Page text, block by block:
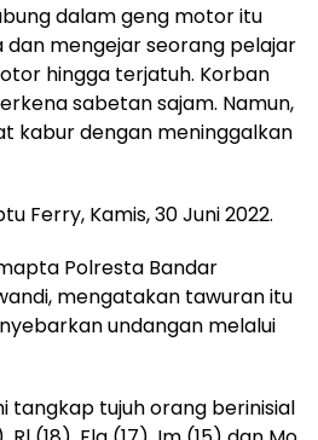
dalam geng motor itu
mengejar seorang pelajar
hingga terjatuh. Korban
sabetan sajam. Namun,
kabur dengan meninggalkan
Ferry, Kamis, 30 Juni 2022.
Polresta Bandar
mengatakan tawuran itu
undangan melalui
tangkap tujuh orang berinisial